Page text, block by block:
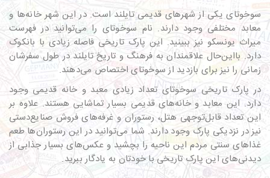
سوخوتای یکی از شهرهای قدیمی تایلند است. در این شهر خانه‌ها و
معابد مختلفی وجود دارند. نام سوخوتای را می‌توانید در فهرست
میراث یونسکو نیز ببینید. این پارک تاریخی فاصله زیادی با بانکوک
دارد. بااین‌حال علاقمندان به فرهنگ و تاریخ تایلند در طول سفرشان
زمانی را نیز برای بازدید از سوخوتای اختصاص می‌دهند.
در پارک تاریخی سوخوتای تعداد زیادی معبد و خانه قدیمی وجود
دارد. این معابد و خانه‌های قدیمی بسیار تماشایی هستند. علاوه بر
این تعداد قابل‌توجهی هتل، رستوران و غرفه‌های فروش صنایع‌دستی
نیز در نزدیکی پارک وجود دارند. شما می‌توانید در این رستوران‌ها طعم
غذاهای سنتی مردم این ناحیه را بچشید و عکس‌های بسیار جذابی از
دیدنی‌های این پارک تاریخی با خودتان به یادگار ببرید.